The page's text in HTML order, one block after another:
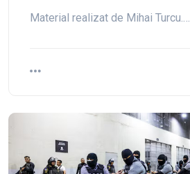
Material realizat de Mihai Turcu.…